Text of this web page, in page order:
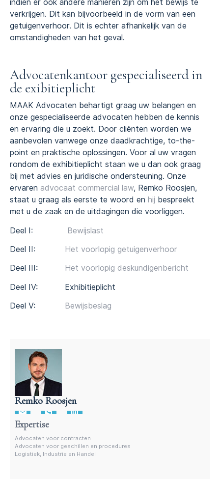
indien er ook andere manieren zijn om het bewijs te
verkrijgen. Dit kan bijvoorbeeld in de vorm van een
getuigenverhoor. Dit is echter afhankelijk van de
omstandigheden van het geval.
Advocatenkantoor gespecialiseerd in
de exibitieplicht
MAAK Advocaten behartigt graag uw belangen en
onze gespecialiseerde advocaten hebben de kennis
en ervaring die u zoekt. Door cliënten worden we
aanbevolen vanwege onze daadkrachtige, to-the-
point en praktische oplossingen. Voor al uw vragen
rondom de exhibitieplicht staan we u dan ook graag
bij met advies en juridische ondersteuning. Onze
ervaren advocaat commercial law, Remko Roosjen,
staat u graag als eerste te woord en hij bespreekt
met u de zaak en de uitdagingen die voorliggen.
Deel I: Bewijslast
Deel II: Het voorlopig getuigenverhoor
Deel III: Het voorlopig deskundigenbericht
Deel IV: Exhibitieplicht
Deel V: Bewijsbeslag
Remko Roosjen
Advocaat voor procedures
Expertise
Advocaten voor contracten
Advocaten voor geschillen en procedures
Logistiek, Industrie en Handel